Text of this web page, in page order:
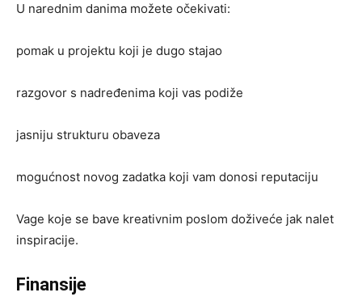
U narednim danima možete očekivati:
pomak u projektu koji je dugo stajao
razgovor s nadređenima koji vas podiže
jasniju strukturu obaveza
mogućnost novog zadatka koji vam donosi reputaciju
Vage koje se bave kreativnim poslom doživeće jak nalet
inspiracije.
Finansije